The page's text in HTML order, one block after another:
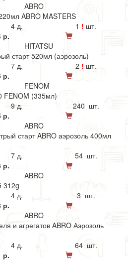
ABRO
ABRO MASTERS
4 д. 1 ! шт.
р.
HITATSU
старт 520мл (аэрозоль)
7 д. 2 ! шт.
р.
FENOM
FENOM (335мл)
9 д.
240 шт.
р.
ABRO
старт ABRO аэрозоль 400мл
7 д.
54 шт.
р.
ABRO
312g
4 д.
3 шт.
р.
ABRO
и агрегатов ABRO Аэрозоль
4 д.
64 шт.
р.